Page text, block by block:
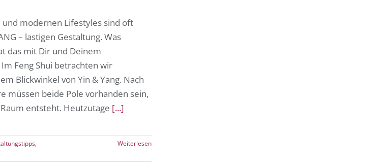
und modernen Lifestyles sind oft
– lastigen Gestaltung. Was
das mit Dir und Deinem
Feng Shui betrachten wir
Blickwinkel von Yin & Yang. Nach
müssen beide Pole vorhanden sein,
entsteht. Heutzutage [...]
,
Weiterlesen